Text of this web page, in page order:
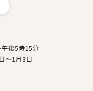
後5時15分
～1月3日